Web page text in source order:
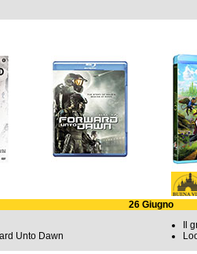
26 Giugno
Unto Dawn
Il